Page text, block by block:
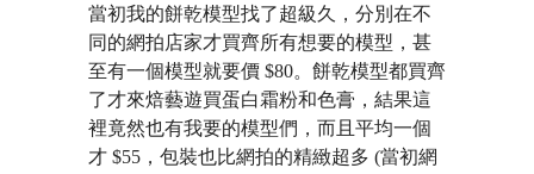
當初我的餅乾模型找了超級久，分別在不
同的網拍店家才買齊所有想要的模型，甚
至有一個模型就要價 $80。餅乾模型都買齊
了才來焙藝遊買蛋白霜粉和色膏，結果這
裡竟然也有我要的模型們，而且平均一個
才 $55，包裝也比網拍的精緻超多 (當初網